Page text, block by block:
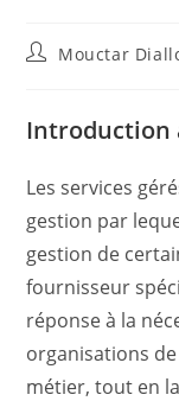
Auteur/autrice
publication :
Mouctar
Introduction
Les services
gestion par
gestion de
fournisseur
réponse à la
organisations
métier, tout en